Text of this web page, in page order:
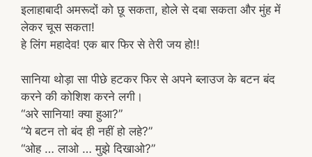
इलाहाबादी अमरूदों को छू सकता, होले से दबा सकता और मुंह में
लेकर चूस सकता!
हे लिंग महादेव! एक बार फिर से तेरी जय हो!!
सानिया थोड़ा सा पीछे हटकर फिर से अपने ब्लाउज के बटन बंद
करने की कोशिश करने लगी।
“अरे सानिया! क्या हुआ?”
“ये बटन तो बंद ही नहीं हो लहे?”
“ओह … लाओ … मुझे दिखाओ?”